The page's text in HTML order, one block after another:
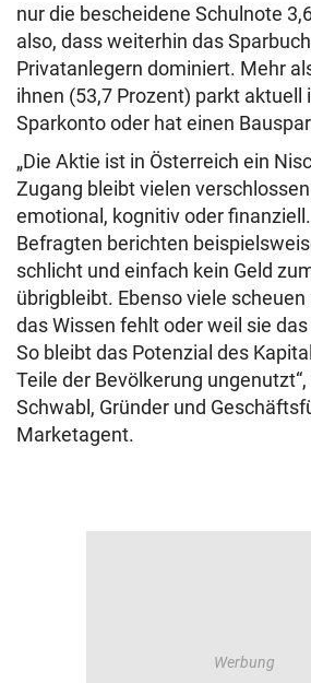
nur die bescheidene Schulnote
also, dass weiterhin das
Privatanlegern dominiert. Mehr
ihnen (53,7 Prozent) parkt aktuell
Sparkonto oder hat einen
„Die Aktie ist in Österreich ein
Zugang bleibt vielen
emotional, kognitiv oder
Befragten berichten
schlicht und einfach kein Geld
übrigbleibt. Ebenso viele
das Wissen fehlt oder weil sie
So bleibt das Potenzial des
Teile der Bevölkerung
Schwabl, Gründer und
Marketagent.